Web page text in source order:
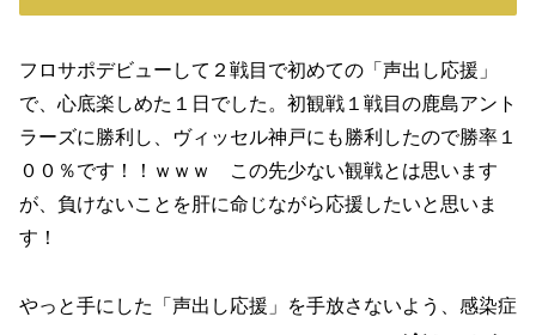
フロサポデビューして２戦目で初めての「声出し応援」
で、心底楽しめた１日でした。初観戦１戦目の鹿島アント
ラーズに勝利し、ヴィッセル神戸にも勝利したので勝率１
００％です！！ｗｗｗ この先少ない観戦とは思います
が、負けないことを肝に命じながら応援したいと思いま
す！
やっと手にした「声出し応援」を手放さないよう、感染症